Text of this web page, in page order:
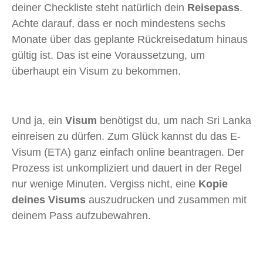
deiner Checkliste steht natürlich dein Reisepass.
Achte darauf, dass er noch mindestens sechs
Monate über das geplante Rückreisedatum hinaus
gültig ist. Das ist eine Voraussetzung, um
überhaupt ein Visum zu bekommen.
Und ja, ein Visum benötigst du, um nach Sri Lanka
einreisen zu dürfen. Zum Glück kannst du das E-
Visum (ETA) ganz einfach online beantragen. Der
Prozess ist unkompliziert und dauert in der Regel
nur wenige Minuten. Vergiss nicht, eine Kopie
deines Visums auszudrucken und zusammen mit
deinem Pass aufzubewahren.